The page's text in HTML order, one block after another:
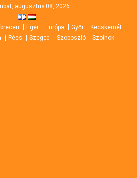
augusztus 08, 2026
Eger Európa Győr
Kecskemét
Pécs Szeged Szoboszló Szolnok